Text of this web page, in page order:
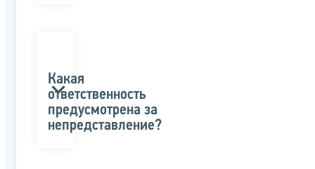
Какая
ответственность
предусмотрена за
непредставление?